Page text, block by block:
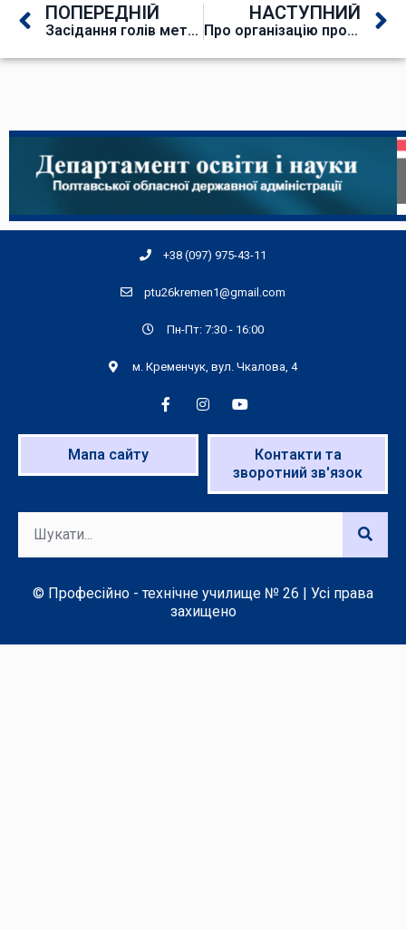
ПОПЕРЕДНІЙ
Засідання голів методичних комісій
НАСТУПНИЙ
Про організацію проведення курсів підвищення кваліфікаціїу січні 2024 року
+38 (097) 975-43-11
ptu26kremen1@gmail.com
Пн-Пт: 7:30 - 16:00
м. Кременчук, вул. Чкалова, 4
Мапа сайту
Контакти та
зворотний зв'язок
© Професійно - технічне училище № 26 | Усі права
захищено